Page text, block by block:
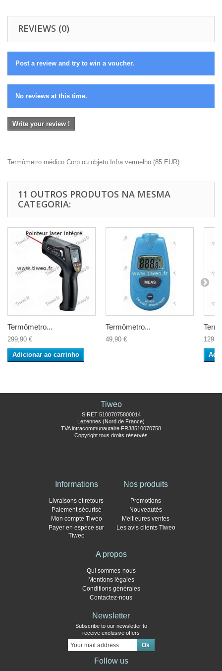
REVIEWS (0)
Post a review and try to win a voucher.
No reviews at this time.
Write your review !
Termômetro médico Corp ou objeto Infra vermelho (85 EUR)
11 OUTROS PRODUTOS NA MESMA
CATEGORIA:
Termômetro...
299,90 €
Adicionar ao carrinho
Termômetro...
49,90 €
Tiweo
SIRET 51007075800014
Lezennes (Nord de France)
TVA intracommunautaire FR38510070758
Copyright tous droits réservés
Informations
Livraisons et retours
Paiement sécurisé
Mon compte Tiweo
Payer en espèce sur
Tiweo
Nos produits
Promotions
Nouveautés
Meilleures ventes
Les avis clients Tiweo
A propos
Qui sommes-nous
Mentions légales
Conditions générales
Contactez-nous
Newsletter
Subscribe to our newsletter to
receive exclusive offers
Follow us